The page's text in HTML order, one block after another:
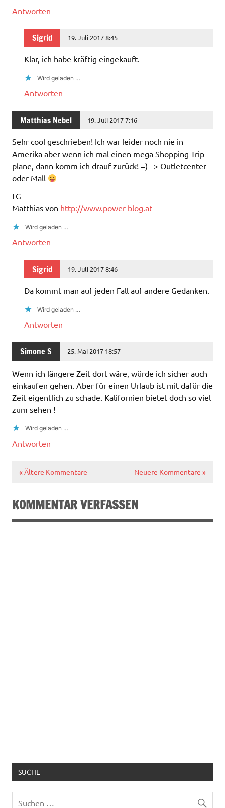
Antworten
Sigrid 19. Juli 2017 8:45
Klar, ich habe kräftig eingekauft.
Wird geladen …
Antworten
Matthias Nebel 19. Juli 2017 7:16
Sehr cool geschrieben! Ich war leider noch nie in
Amerika aber wenn ich mal einen mega Shopping Trip
plane, dann komm ich drauf zurück! =) –> Outletcenter
oder Mall
LG
Matthias von http://www.power-blog.at
Wird geladen …
Antworten
Sigrid 19. Juli 2017 8:46
Da kommt man auf jeden Fall auf andere Gedanken.
Wird geladen …
Antworten
Simone S 25. Mai 2017 18:57
Wenn ich längere Zeit dort wäre, würde ich sicher auch
einkaufen gehen. Aber für einen Urlaub ist mit dafür die
Zeit eigentlich zu schade. Kalifornien bietet doch so viel
zum sehen !
Wird geladen …
Antworten
« Ältere Kommentare Neuere Kommentare »
KOMMENTAR VERFASSEN
SUCHE